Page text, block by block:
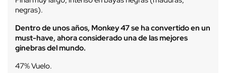
negras).
Dentro de unos años, Monkey 47 se ha convertido en un
must-have, ahora considerado una de las mejores
ginebras del mundo.
47% Vuelo.